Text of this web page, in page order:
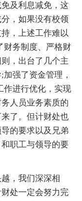
及利息减免，这
，如果没有校领
，上述工作难以
财务制度、严格财
，出台了几个主
强了资金管理，
作进行优化，实现
人员业务素质的
了。但计财处也
的要求以及兄弟
职工与领导的要
，我们深深相
处一定会努力完